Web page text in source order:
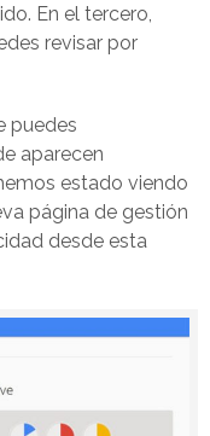
En el tercero,
revisar por
puedes
aparecen
estado viendo
página de gestión
desde esta